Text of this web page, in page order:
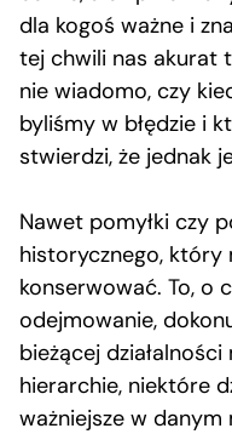
dla kogoś ważne i
tej chwili nas akurat
nie wiadomo, czy
byliśmy w błędzie i
stwierdzi, że jednak
Nawet pomyłki czy
historycznego, który
konserwować. To, o
odejmowanie,
bieżącej
hierarchie, niektóre
ważniejsze w danym